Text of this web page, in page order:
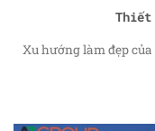
Thiết
Xu hướng làm đẹp